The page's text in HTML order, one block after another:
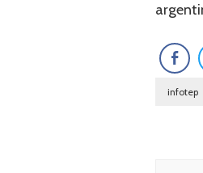
infotep